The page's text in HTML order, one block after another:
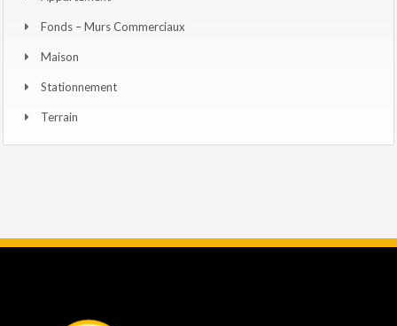
Fonds – Murs Commerciaux
Maison
Stationnement
Terrain